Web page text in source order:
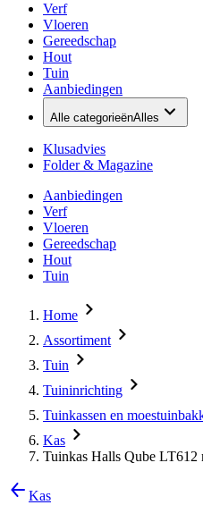
Verf
Vloeren
Gereedschap
Hout
Tuin
Aanbiedingen
Alle categorieënAlles
Klusadvies
Folder & Magazine
Aanbiedingen
Verf
Vloeren
Gereedschap
Hout
Tuin
Home
Assortiment
Tuin
Tuininrichting
Tuinkassen en
Kas
Tuinkas Halls Qube LT612
Kas